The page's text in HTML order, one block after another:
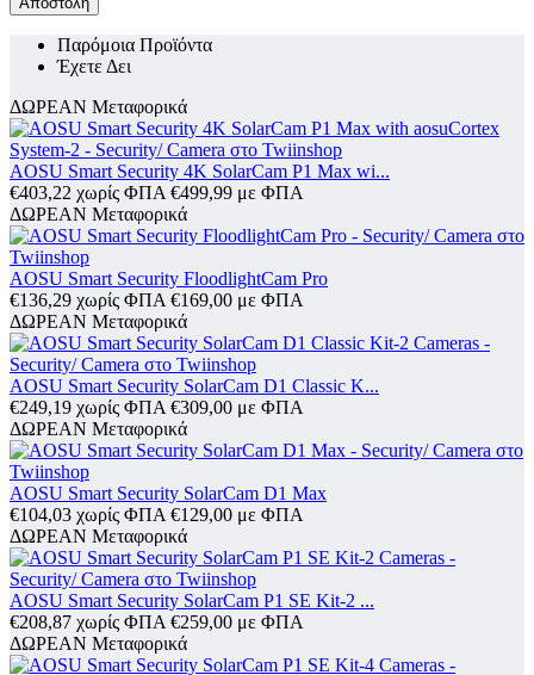
Παρόμοια Προϊόντα
Έχετε Δει
ΔΩΡΕΑΝ Μεταφορικά
AOSU Smart Security 4K SolarCam P1 Max wi...
€403,22 χωρίς ΦΠΑ €499,99 με ΦΠΑ
ΔΩΡΕΑΝ Μεταφορικά
AOSU Smart Security FloodlightCam Pro
€136,29 χωρίς ΦΠΑ €169,00 με ΦΠΑ
ΔΩΡΕΑΝ Μεταφορικά
AOSU Smart Security SolarCam D1 Classic K...
€249,19 χωρίς ΦΠΑ €309,00 με ΦΠΑ
ΔΩΡΕΑΝ Μεταφορικά
AOSU Smart Security SolarCam D1 Max
€104,03 χωρίς ΦΠΑ €129,00 με ΦΠΑ
ΔΩΡΕΑΝ Μεταφορικά
AOSU Smart Security SolarCam P1 SE Kit-2 ...
€208,87 χωρίς ΦΠΑ €259,00 με ΦΠΑ
ΔΩΡΕΑΝ Μεταφορικά